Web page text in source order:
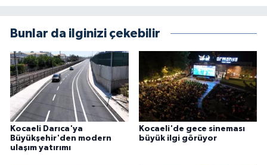
Bunlar da ilginizi çekebilir
Kocaeli Darıca'ya
Büyükşehir'den modern
ulaşım yatırımı
Kocaeli'de gece sineması
büyük ilgi görüyor